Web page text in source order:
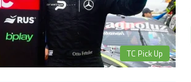
TC Pick Up